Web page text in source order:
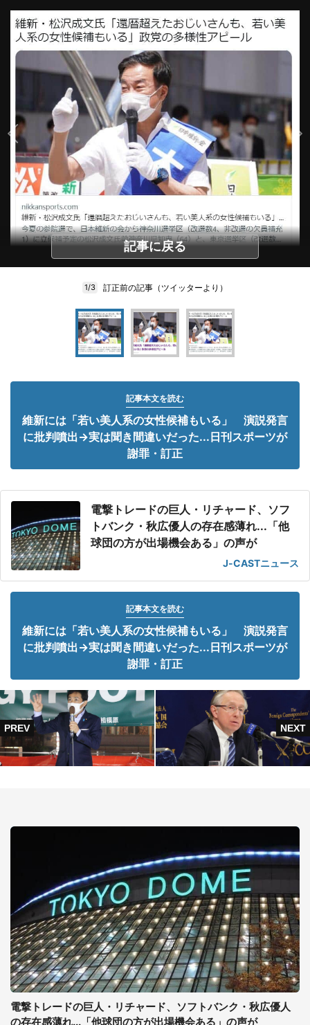
記事に戻る
1/3 訂正前の記事（ツイッターより）
記事本文を読む
維新には「若い美人系の女性候補もいる」 演説発言
に批判噴出→実は聞き間違いだった...日刊スポーツが
謝罪・訂正
電撃トレードの巨人・リチャード、ソフ
トバンク・秋広優人の存在感薄れ...「他
球団の方が出場機会ある」の声が
J-CASTニュース
記事本文を読む
維新には「若い美人系の女性候補もいる」 演説発言
に批判噴出→実は聞き間違いだった...日刊スポーツが
謝罪・訂正
電撃トレードの巨人・リチャード、ソフトバンク・秋広優人
の存在感薄れ...「他球団の方が出場機会ある」の声が